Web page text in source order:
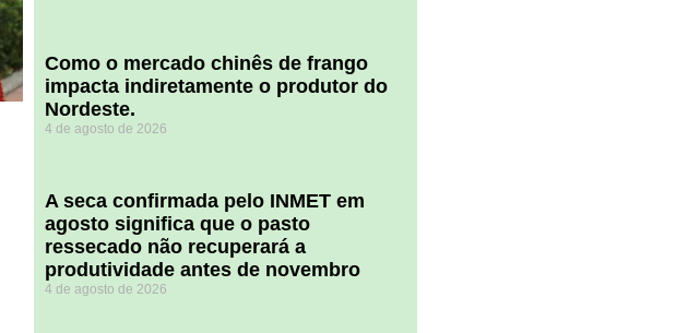
​Como o mercado chinês de frango
impacta indiretamente o produtor do
Nordeste.
4 de agosto de 2026
A seca confirmada pelo INMET em
agosto significa que o pasto
ressecado não recuperará a
produtividade antes de novembro
4 de agosto de 2026